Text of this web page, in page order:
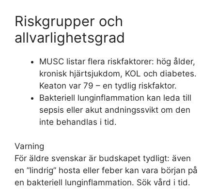
Riskgrupper och
allvarlighetsgrad
MUSC listar flera riskfaktorer: hög ålder,
kronisk hjärtsjukdom, KOL och diabetes.
Keaton var 79 – en tydlig riskfaktor.
Bakteriell lunginflammation kan leda till
sepsis eller akut andningssvikt om den
inte behandlas i tid.
Varning
För äldre svenskar är budskapet tydligt: även
en ”lindrig” hosta eller feber kan vara början på
en bakteriell lunginflammation. Sök vård i tid.